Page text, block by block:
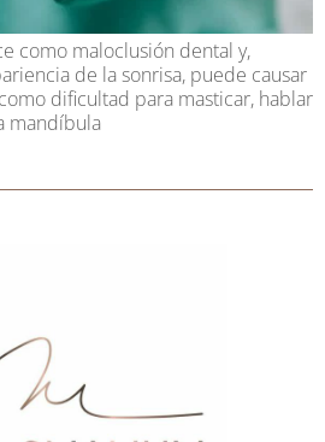
como maloclusión dental y,
de la sonrisa, puede causar
dificultad para masticar, hablar
mandíbula